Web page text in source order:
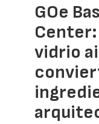
GOe
vidrio